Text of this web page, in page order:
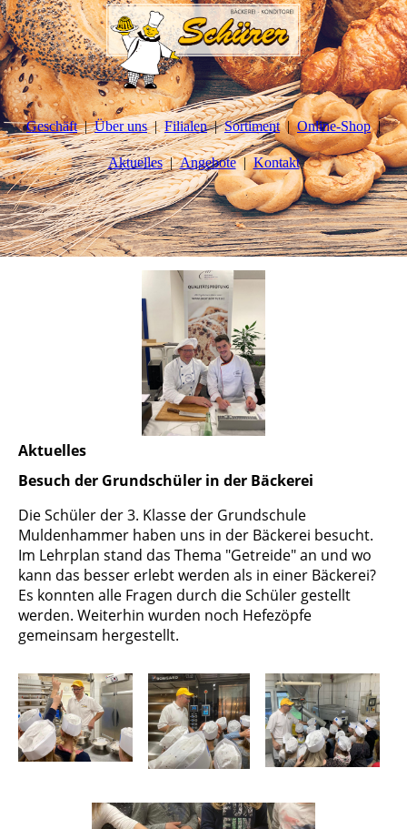
Geschäft Über uns Filialen Sortiment Online-Shop
Aktuelles Angebote Kontakt
Aktuelles
Besuch der Grundschüler in der Bäckerei
Die Schüler der 3. Klasse der Grundschule
Muldenhammer haben uns in der Bäckerei besucht.
Im Lehrplan stand das Thema "Getreide" an und wo
kann das besser erlebt werden als in einer Bäckerei?
Es konnten alle Fragen durch die Schüler gestellt
werden. Weiterhin wurden noch Hefezöpfe
gemeinsam hergestellt.